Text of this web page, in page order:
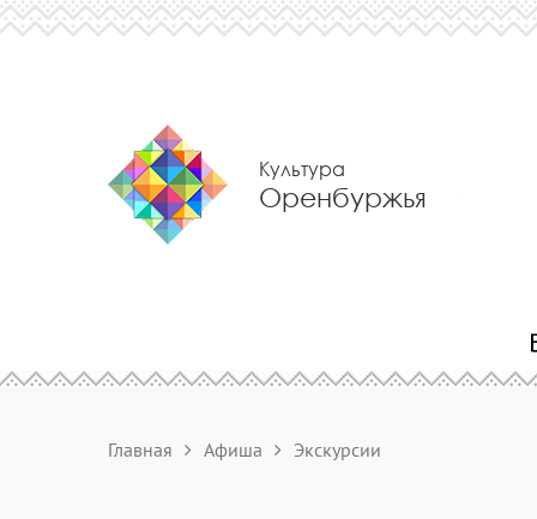
Культура
Оренбуржья
Главная Афиша Экскурсии